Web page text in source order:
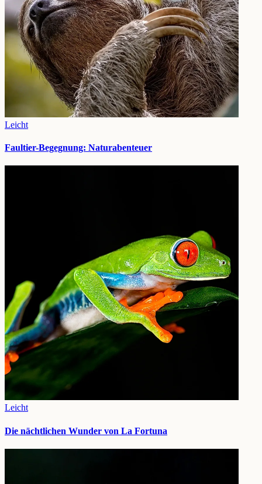
Leicht
Faultier-Begegnung: Naturabenteuer
Leicht
Die nächtlichen Wunder von La Fortuna